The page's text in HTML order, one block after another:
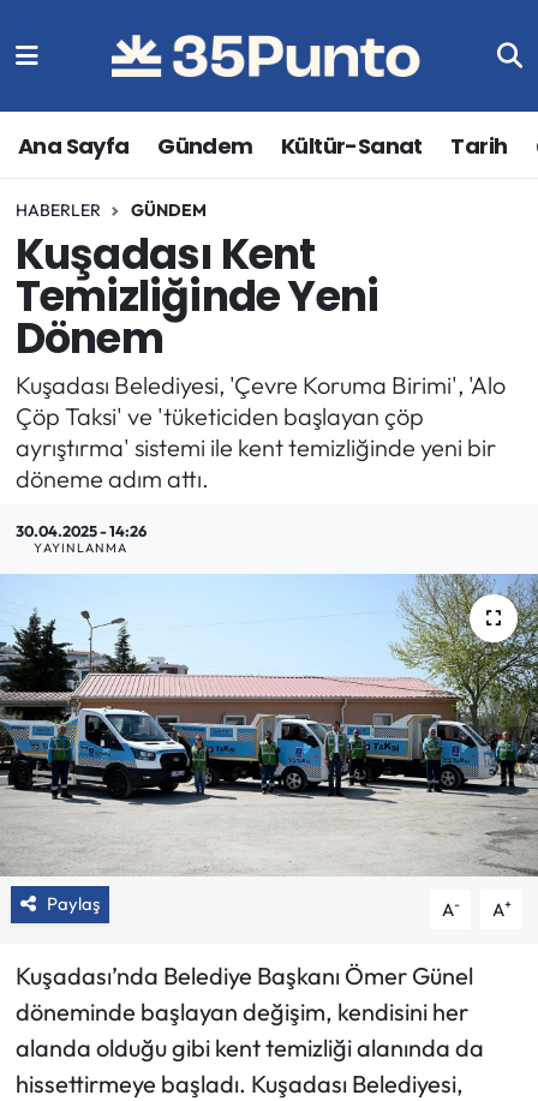
Ana Sayfa Gündem Kültür-Sanat Tarih
HABERLER GÜNDEM
Kuşadası Kent
Temizliğinde Yeni
Dönem
Kuşadası Belediyesi, 'Çevre Koruma Birimi', 'Alo
Çöp Taksi' ve 'tüketiciden başlayan çöp
ayrıştırma' sistemi ile kent temizliğinde yeni bir
döneme adım attı.
30.04.2025 - 14:26
YAYINLANMA
Paylaş A- A+
Kuşadası’nda Belediye Başkanı Ömer Günel
döneminde başlayan değişim, kendisini her
alanda olduğu gibi kent temizliği alanında da
hissettirmeye başladı. Kuşadası Belediyesi,